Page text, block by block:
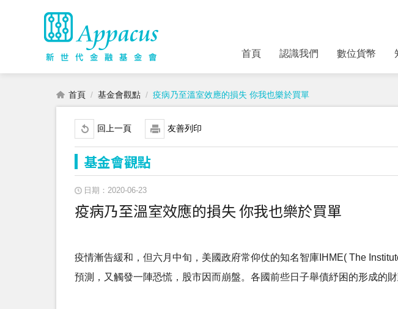
首頁 認識我們 數位貨幣
首頁 基金會觀點 疫病乃至溫室效應的損失 你我也樂於買單
回上一頁 友善列印
基金會觀點
日期：2020-06-23
疫病乃至溫室效應的損失 你我也樂於買單
疫情漸告緩和，但六月中旬，美國政府常仰仗的知名智庫IHME( The
預測，又觸發一陣恐慌，股市因而崩盤。各國前些日子舉債紓困的形成的